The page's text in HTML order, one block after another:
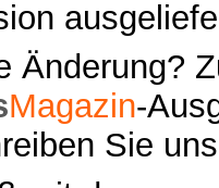
Änderung?
Magazin-
Sie